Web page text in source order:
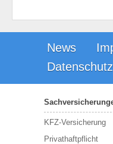
News
Datenschutz
KFZ-Versicherung
Privathaftpflicht